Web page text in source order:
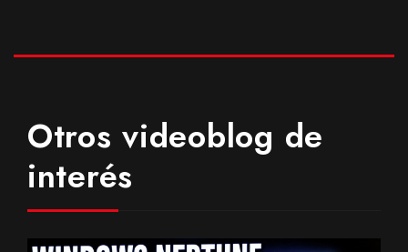
Otros videoblog de
interés